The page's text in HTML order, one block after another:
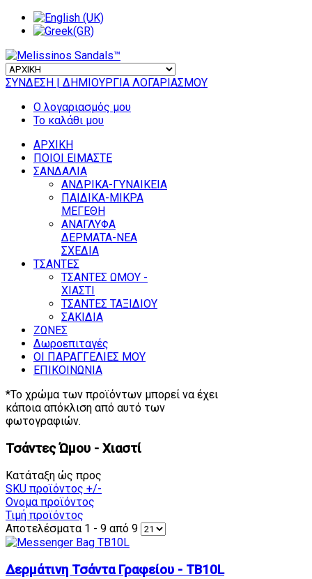
ΣΥΝΔΕΣΗ | ΔΗΜΙΟΥΡΓΙΑ ΛΟΓΑΡΙΑΣΜΟΥ
Ο λογαριασμός μου
Το καλάθι μου
ΑΡΧΙΚΗ
ΠΟΙΟΙ ΕΙΜΑΣΤΕ
ΣΑΝΔΑΛΙΑ
ΑΝΔΡΙΚΑ-ΓΥΝΑΙΚΕΙΑ
ΠΑΙΔΙΚΑ-ΜΙΚΡΑ
ΜΕΓΕΘΗ
ΑΝΑΓΛΥΦΑ
ΔΕΡΜΑΤΑ-ΝΕΑ
ΣΧΕΔΙΑ
ΤΣΑΝΤΕΣ
ΤΣΑΝΤΕΣ ΩΜΟΥ -
ΧΙΑΣΤΙ
ΤΣΑΝΤΕΣ ΤΑΞΙΔΙΟΥ
ΣΑΚΙΔΙΑ
ΖΩΝΕΣ
Δωροεπιταγές
ΟΙ ΠΑΡΑΓΓΕΛΙΕΣ ΜΟΥ
ΕΠΙΚΟΙΝΩΝΙΑ
*Το χρώμα των προϊόντων μπορεί να έχει
κάποια απόκλιση από αυτό των
φωτογραφιών.
Τσάντες Ώμου - Χιαστί
Κατάταξη ώς προς
SKU προϊόντος +/-
Ονομα προϊόντος
Τιμή προϊόντος
Αποτελέσματα 1 - 9 από 9
Δερμάτινη Τσάντα Γραφείου - TB10L